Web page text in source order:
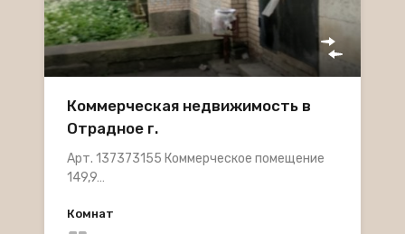
Коммерческая недвижимость в
Отрадное г.
Арт. 137373155 Коммерческое помещение
149,9…
Комнат